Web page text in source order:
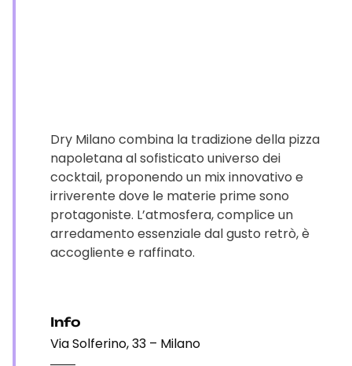
Dry Milano combina la tradizione della pizza
napoletana al sofisticato universo dei
cocktail, proponendo un mix innovativo e
irriverente dove le materie prime sono
protagoniste. L’atmosfera, complice un
arredamento essenziale dal gusto retrò, è
accogliente e raffinato.
Info
Via Solferino, 33 – Milano